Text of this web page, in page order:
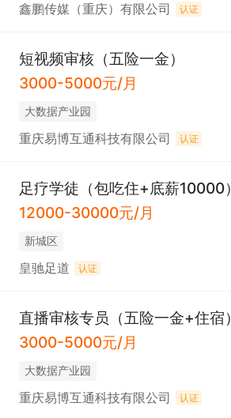
鑫鹏传媒（重庆）有限公司 认证
短视频审核（五险一金）
3000-5000元/月
大数据产业园
重庆易博互通科技有限公司 认证
足疗学徒（包吃住+底薪10000）
12000-30000元/月
新城区
皇驰足道 认证
直播审核专员（五险一金+住宿）
3000-5000元/月
大数据产业园
重庆易博互通科技有限公司 认证